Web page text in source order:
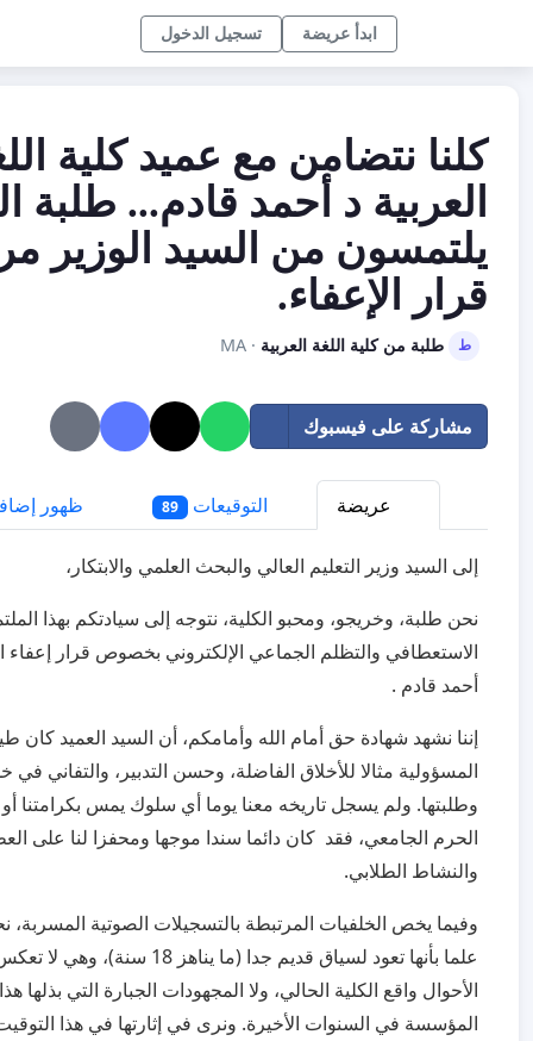
تسجيل الدخول ابدأ عريضة
كلنا نتضامن مع عميد كلية
العربية د أحمد قادم... طلبة
يلتمسون من السيد الوزير
قرار الإعفاء.
ط طلبة من كلية اللغة العربية · MA
مشاركة على فيسبوك
عريضة التوقيعات 89 ظهور
​إلى السيد وزير التعليم العالي والبحث العلمي والابتكار،
​نحن طلبة، وخريجو، ومحبو الكلية، نتوجه إلى سيادتكم بهذا
الاستعطافي والتظلم الجماعي الإلكتروني بخصوص قرار إعفاء
أحمد قادم .
​إننا نشهد شهادة حق أمام الله وأمامكم، أن السيد العميد كان
المسؤولية مثالا للأخلاق الفاضلة، وحسن التدبير، والتفاني
وطلبتها. ولم يسجل تاريخه معنا يوما أي سلوك يمس بكرامتنا أو
الحرم الجامعي، فقد كان دائما سندا موجها ومحفزا لنا على
والنشاط الطلابي.
​وفيما يخص الخلفيات المرتبطة بالتسجيلات الصوتية المسربة،
علما بأنها تعود لسياق قديم جدا (ما
الأحوال واقع الكلية الحالي، ولا المجهودات الجبارة التي بذلها
المؤسسة في السنوات الأخيرة. ونرى في إثارتها في هذا